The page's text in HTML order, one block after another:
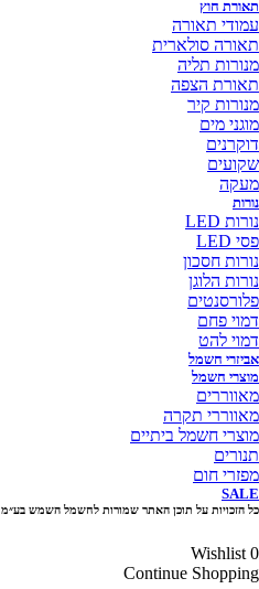
תאורת חוץ
עמודי תאורה
תאורה סולארית
מנורות תליה
תאורת הצפה
מנורות קיר
מוגני מים
דוקרנים
שקועים
מעקה
נורות
נורות LED
פסי LED
נורות חסכון
נורות הלוגן
פלורסנטים
דמוי פחם
דמוי להט
אביזרי חשמל
מוצרי חשמל
מאווררים
מאווררי תקרה
מוצרי חשמל ביתיים
תנורים
מפזרי חום
SALE
כל הזכויות על תוכן האתר שמורות לחשמל השמש בע״מ
Wishlist 0
Continue Shopping